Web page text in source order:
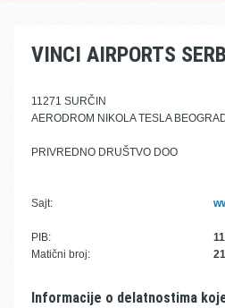
VINCI AIRPORTS
11271 SURČIN
AERODROM NIKOLA TESLA
PRIVREDNO DRUŠTVO DOO
Sajt:
PIB:
Matični broj:
Informacije o delatnostima